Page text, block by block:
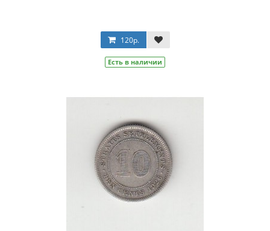
120р.
Есть в наличии